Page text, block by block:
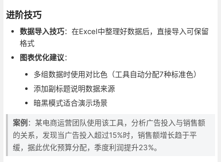
进阶技巧
数据导入技巧：在Excel中整理好数据后，直接导入可保留
格式
图表优化建议：
多组数据时使用对比色（工具自动分配7种标准色）
添加副标题说明数据来源
暗黑模式适合演示场景
案例 ：某电商运营团队使用该工具，分析广告投入与销售额
的关系，发现当广告投入超过15%时，销售额增长趋于平
缓，据此优化预算分配，季度利润提升23%。